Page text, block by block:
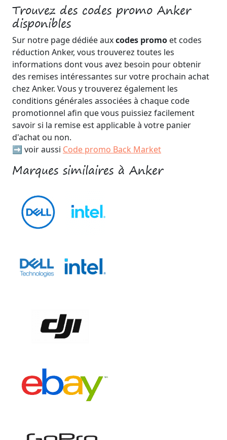
Trouvez des codes promo Anker
disponibles
Sur notre page dédiée auxcodes promo et codes
réduction Anker, vous trouverez toutes les
informations dont vous avez besoin pour obtenir
des remises intéressantes sur votre prochain achat
chez Anker. Vous y trouverez également les
conditions générales associées à chaque code
promotionnel afin que vous puissiez facilement
savoir si la remise est applicable à votre panier
d'achat ou non.
➡️ voir aussi Code promo Back Market
Marques similaires à Anker